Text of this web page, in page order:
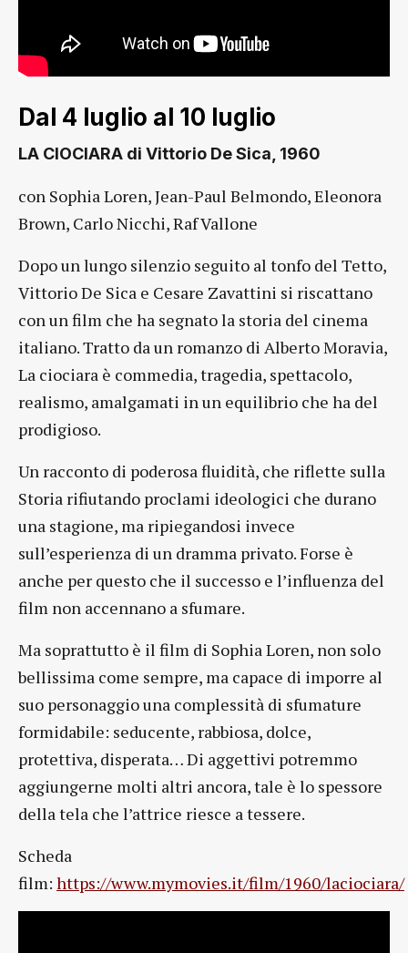
Dal 4 luglio al 10 luglio
LA CIOCIARA di Vittorio De Sica, 1960
con Sophia Loren, Jean-Paul Belmondo, Eleonora
Brown, Carlo Nicchi, Raf Vallone
Dopo un lungo silenzio seguito al tonfo del Tetto,
Vittorio De Sica e Cesare Zavattini si riscattano
con un film che ha segnato la storia del cinema
italiano. Tratto da un romanzo di Alberto Moravia,
La ciociara è commedia, tragedia, spettacolo,
realismo, amalgamati in un equilibrio che ha del
prodigioso.
Un racconto di poderosa fluidità, che riflette sulla
Storia rifiutando proclami ideologici che durano
una stagione, ma ripiegandosi invece
sull’esperienza di un dramma privato. Forse è
anche per questo che il successo e l’influenza del
film non accennano a sfumare.
Ma soprattutto è il film di Sophia Loren, non solo
bellissima come sempre, ma capace di imporre al
suo personaggio una complessità di sfumature
formidabile: seducente, rabbiosa, dolce,
protettiva, disperata… Di aggettivi potremmo
aggiungerne molti altri ancora, tale è lo spessore
della tela che l’attrice riesce a tessere.
Scheda
film: https://www.mymovies.it/film/1960/laciociara/